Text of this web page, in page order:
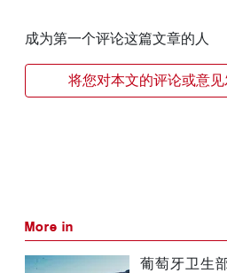
成为第一个评论这篇文章的人
将您对本文的评论或意见
More in
葡萄牙卫生